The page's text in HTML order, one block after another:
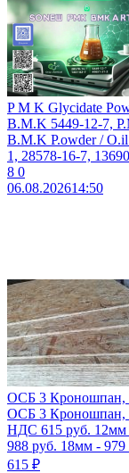
P M K Glycidate
B.M.K 5449-12-7,
B.M.K P.owder /
1, 28578-16-7,
8 0
06.08.202614:50
ОСБ 3 Кроношпан,
ОСБ 3 Кроношпан,
НДС 615 руб.
988 руб. 18мм -
615 ₽